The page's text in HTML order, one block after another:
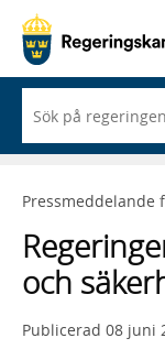
du
börjar
skriva
framträder
lista
med
sökförslag
Pressmeddelande
och
Publicerad 08 juni